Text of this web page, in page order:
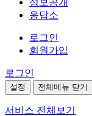
응답소
로그인
회원가입
로그인
설정 전체메뉴 닫기
서비스 전체보기